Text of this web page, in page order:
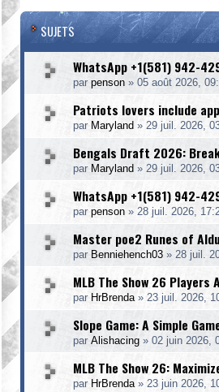
SUJETS
WhatsApp +1(581) 942-
par penson » 05 août 2026,
Patriots lovers include
par Maryland » 29 juil. 2026,
Bengals Draft 2026:
par Maryland » 29 juil. 2026,
WhatsApp +1(581) 942-
par penson » 28 juil. 2026,
Master poe2 Runes of
par Benniehench03 » 28 juil.
MLB The Show 26
par HrBrenda» 23 juil. 2026,
Slope Game: A Simple
par Alishacing » 02 juin 2026,
MLB The Show 26:
par HrBrenda» 23 juin 2026,